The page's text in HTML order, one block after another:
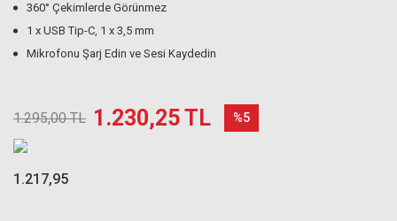
360° Çekimlerde Görünmez
1 x USB Tip-C, 1 x 3,5 mm
Mikrofonu Şarj Edin ve Sesi Kaydedin
1.295,00 TL 1.230,25 TL %5
1.217,95